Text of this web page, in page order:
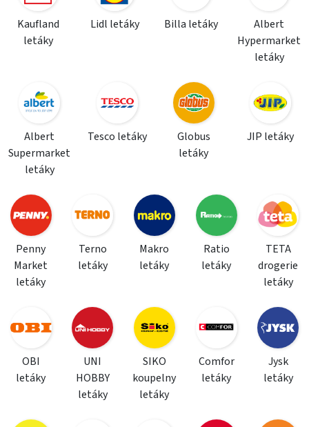
Kaufland
letáky
Lidl letáky Billa letáky
Albert
Hypermarket
letáky
Albert
Supermarket
letáky
Tesco letáky
Globus
letáky
JIP letáky
Penny
Market
letáky
Terno
letáky
Makro
letáky
Ratio
letáky
TETA
drogerie
letáky
OBI
letáky
UNI
HOBBY
letáky
SIKO
koupelny
letáky
Comfor
letáky
Jysk
letáky